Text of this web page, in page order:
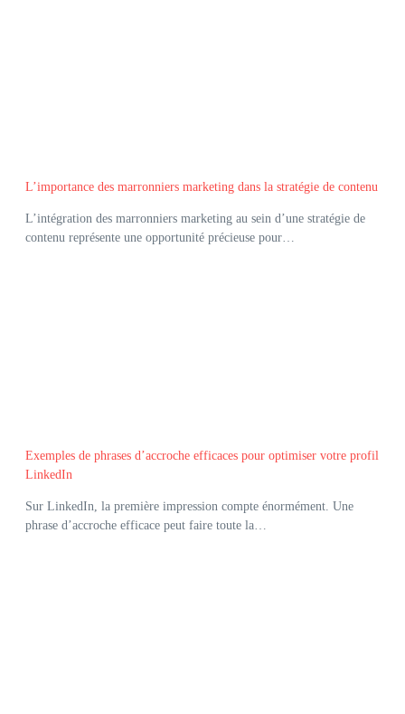
L’importance des marronniers marketing dans la stratégie de contenu
L’intégration des marronniers marketing au sein d’une stratégie de
contenu représente une opportunité précieuse pour…
Exemples de phrases d’accroche efficaces pour optimiser votre profil
LinkedIn
Sur LinkedIn, la première impression compte énormément. Une
phrase d’accroche efficace peut faire toute la…